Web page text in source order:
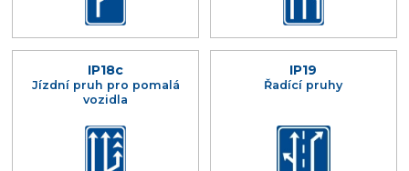
IP18c
Jízdní pruh pro pomalá
vozidla
IP19
Řadící pruhy